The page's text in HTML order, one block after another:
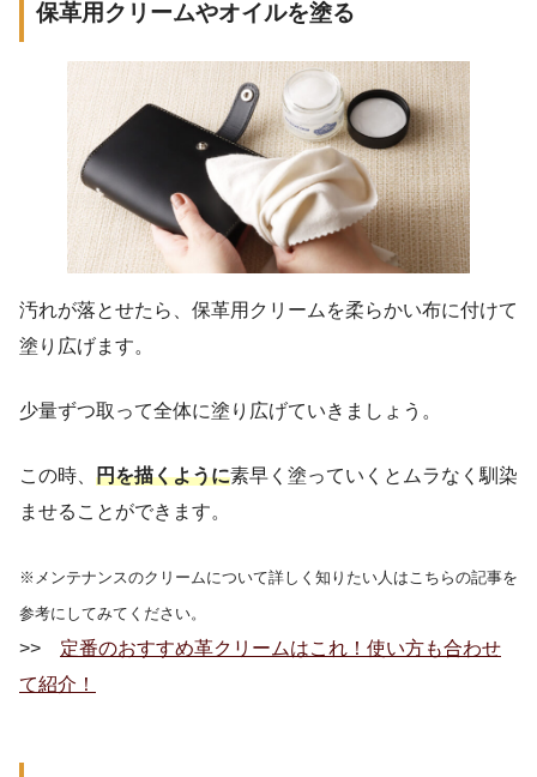
保革用クリームやオイルを塗る
汚れが落とせたら、保革用クリームを柔らかい布に付けて
塗り広げます。
少量ずつ取って全体に塗り広げていきましょう。
この時、 円を描くように素早く塗っていくとムラなく馴染
ませることができます。
※メンテナンスのクリームについて詳しく知りたい人はこちらの記事を
参考にしてみてください。
>> 定番のおすすめ革クリームはこれ！使い方も合わせ
て紹介！